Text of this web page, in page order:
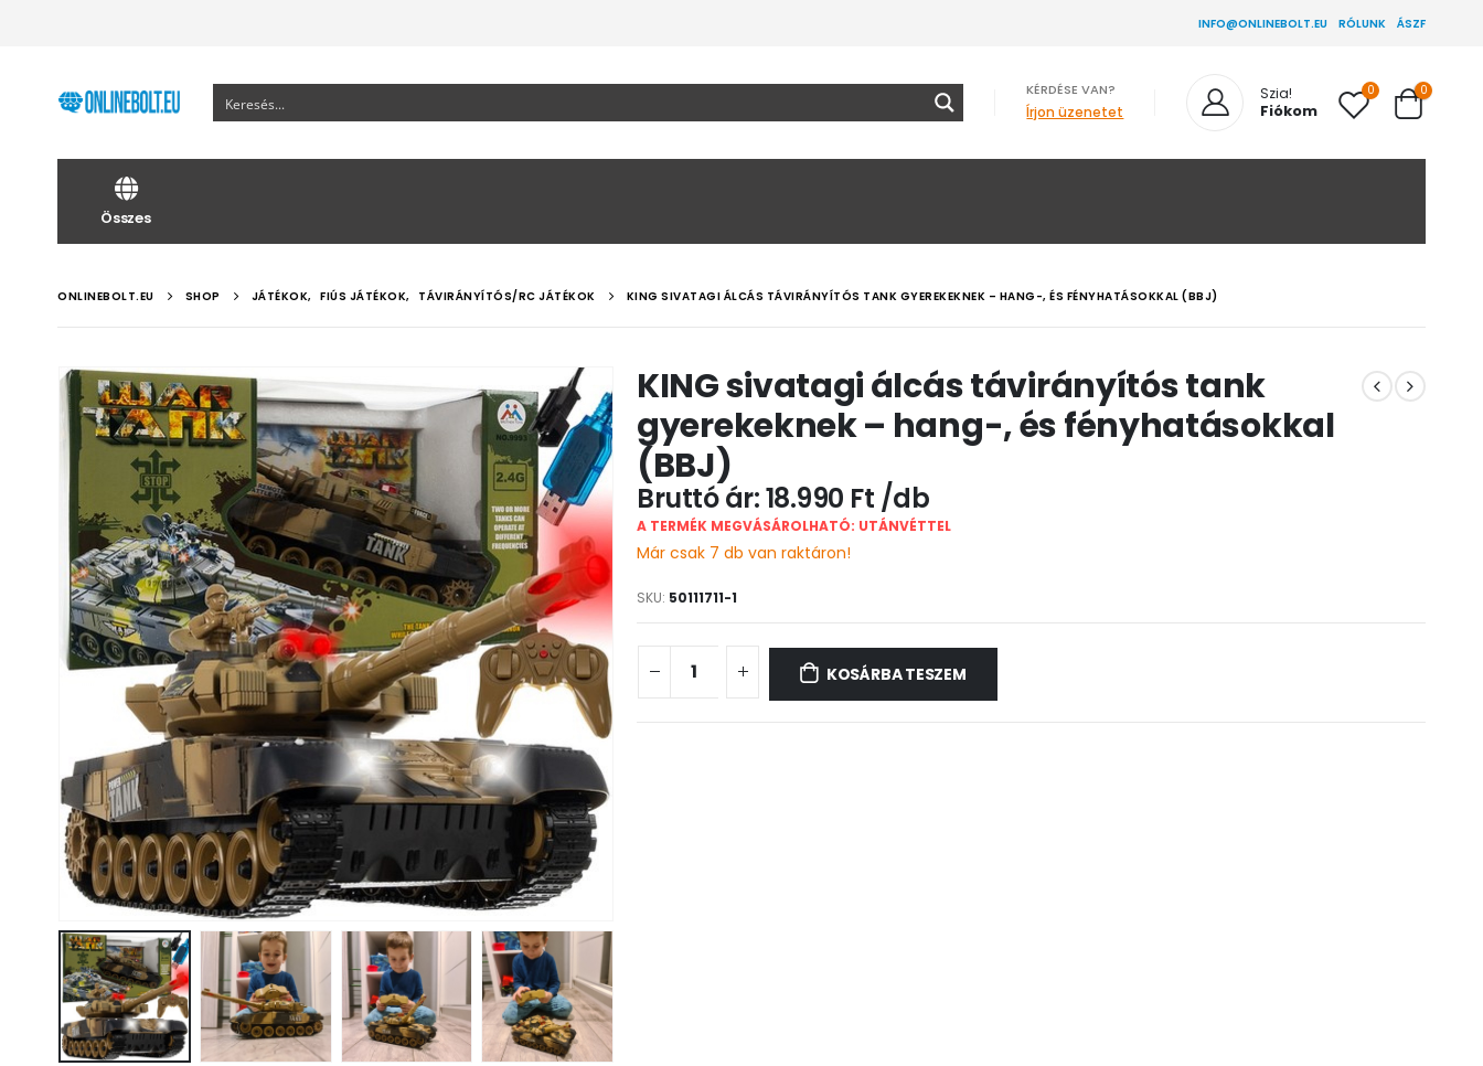
INFO@ONLINEBOLT.EU RÓLUNK ÁSZF
KÉRDÉSE VAN?
Írjon üzenetet
Szia!
Fiókom
0 0
Összes
ONLINEBOLT.EU SHOP JÁTÉKOK, FIÚS JÁTÉKOK, TÁVIRÁNYÍTÓS/RC JÁTÉKOK KING SIVATAGI ÁLCÁS TÁVIRÁNYÍTÓS TANK GYEREKEKNEK – HANG-, ÉS FÉNYHATÁSOKKAL (BBJ)
KING sivatagi álcás távirányítós tank
gyerekeknek – hang-, és fényhatásokkal
(BBJ)
18.990 Ft
A TERMÉK MEGVÁSÁROLHATÓ: UTÁNVÉTTEL
Már csak 7 db van raktáron!
SKU: 50111711-1
KOSÁRBA TESZEM